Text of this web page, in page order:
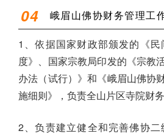
04 峨眉山佛协财务管理工
1、依据国家财政部颁发的《
度》、国家宗教局印发的《宗教
办法（试行）》和《峨眉山佛协
施细则》，负责全山片区寺院财务
2、负责建立健全和完善佛协